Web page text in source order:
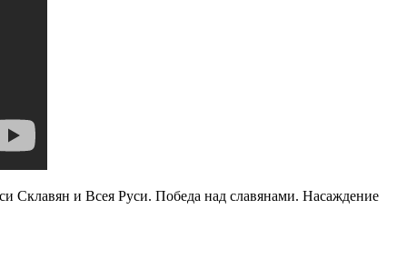
Склавян и Всея Руси. Победа над славянами. Насаждение